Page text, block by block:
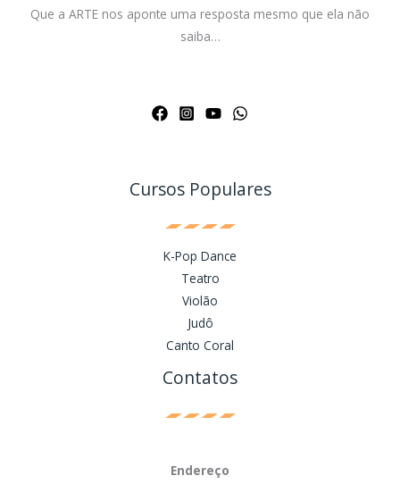
Que a ARTE nos aponte uma resposta mesmo que ela não
saiba…
Cursos Populares
K-Pop Dance
Teatro
Violão
Judô
Canto Coral
Contatos
Endereço